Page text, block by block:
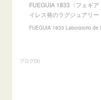
FUEGUIA 1833〈フェギ
イレス発のラグジュアリ
FUEGUIA 1833 Laboratorio de
ブログ(3)